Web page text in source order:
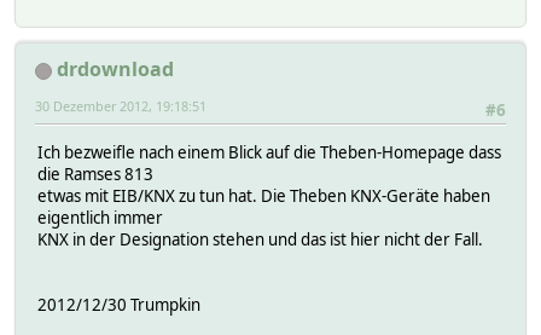
drdownload
#6
30 Dezember 2012, 19:18:51
Ich bezweifle nach einem Blick auf die Theben-Homepage dass
die Ramses 813
etwas mit EIB/KNX zu tun hat. Die Theben KNX-Geräte haben
eigentlich immer
KNX in der Designation stehen und das ist hier nicht der Fall.
2012/12/30 Trumpkin